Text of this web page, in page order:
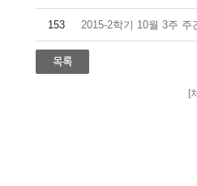
153 2015-2학기 10월 3주 주
[